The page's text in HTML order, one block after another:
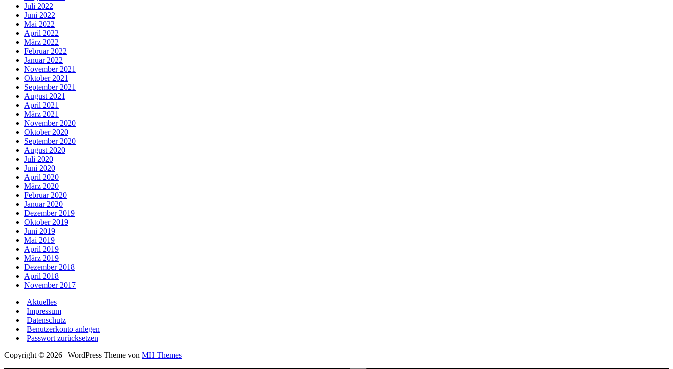
Juli 2022
Juni 2022
Mai 2022
April 2022
März 2022
Februar 2022
Januar 2022
November 2021
Oktober 2021
September 2021
August 2021
April 2021
März 2021
November 2020
Oktober 2020
September 2020
August 2020
Juli 2020
Juni 2020
April 2020
März 2020
Februar 2020
Januar 2020
Dezember 2019
Oktober 2019
Juni 2019
Mai 2019
April 2019
März 2019
Dezember 2018
April 2018
November 2017
Aktuelles
Impressum
Datenschutz
Benutzerkonto anlegen
Passwort zurücksetzen
Copyright © 2026 | WordPress Theme von MH Themes